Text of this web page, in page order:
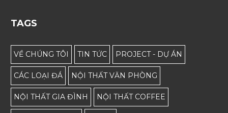
TAGS
VỀ CHÚNG TÔI TIN TỨC PROJECT - DỰ ÁN
CÁC LOẠI ĐÁ NỘI THẤT VĂN PHÒNG
NỘI THẤT GIA ĐÌNH NỘI THẤT COFFEE